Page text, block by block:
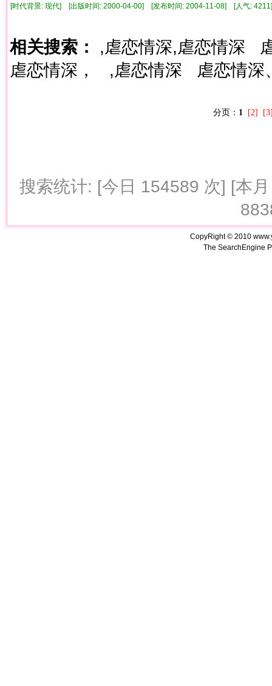
[时代背景: 现代] [出版时间: 2000-04-00] [发布时间: 2004-11-08] [人气:
相关搜索： ,虐恋情深,虐恋情深
虐恋情深，
,虐恋情深 虐恋情深
分页： 1 [2]
搜索统计: [今日 154589 次] [本
CopyRight © 2010
The SearchEngine